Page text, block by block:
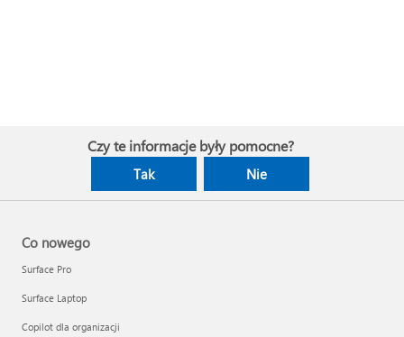
Czy te informacje były pomocne?
Tak Nie
Co nowego
Surface Pro
Surface Laptop
Copilot dla organizacji